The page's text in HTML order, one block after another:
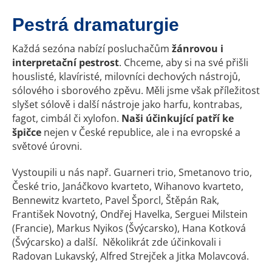
Pestrá dramaturgie
Každá sezóna nabízí posluchačům žánrovou i
interpretační pestrost. Chceme, aby si na své přišli
houslisté, klavíristé, milovníci dechových nástrojů,
sólového i sborového zpěvu. Měli jsme však příležitost
slyšet sólově i další nástroje jako harfu, kontrabas,
fagot, cimbál či xylofon. Naši účinkující patří ke
špičce nejen v České republice, ale i na evropské a
světové úrovni.
Vystoupili u nás např. Guarneri trio, Smetanovo trio,
České trio, Janáčkovo kvarteto, Wihanovo kvarteto,
Bennewitz kvarteto, Pavel Šporcl, Štěpán Rak,
František Novotný, Ondřej Havelka, Serguei Milstein
(Francie), Markus Nyikos (Švýcarsko), Hana Kotková
(Švýcarsko) a další. Několikrát zde účinkovali i
Radovan Lukavský, Alfred Strejček a Jitka Molavcová.